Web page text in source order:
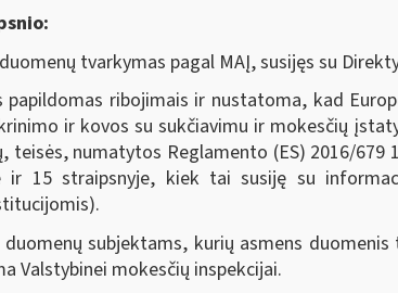
tvarkymas pagal MAĮ, susijęs su
papildomas ribojimais ir nustatoma, kad
ir kovos su sukčiavimu ir mokesčių
teisės, numatytos Reglamento (ES) 2016/
15 straipsnyje, kiek tai susiję su
subjektams, kurių asmens
Valstybinei mokesčių inspekcijai.